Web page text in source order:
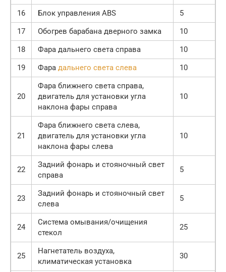
16 Блок управления ABS
5
17
Обогрев барабана дверного замка
10
18
Фара дальнего света справа
10
19
Фара дальнего света слева 10
20
Фара ближнего света справа,
двигатель для установки угла
наклона фары справа
10
21
Фара ближнего света слева,
двигатель для установки угла
наклона фары слева
10
22
Задний фонарь и стояночный свет
справа
5
23
Задний фонарь и стояночный свет
слева
5
24
Система омывания/очищения
стекол
25
25
Нагнетатель воздуха,
климатическая установка
30